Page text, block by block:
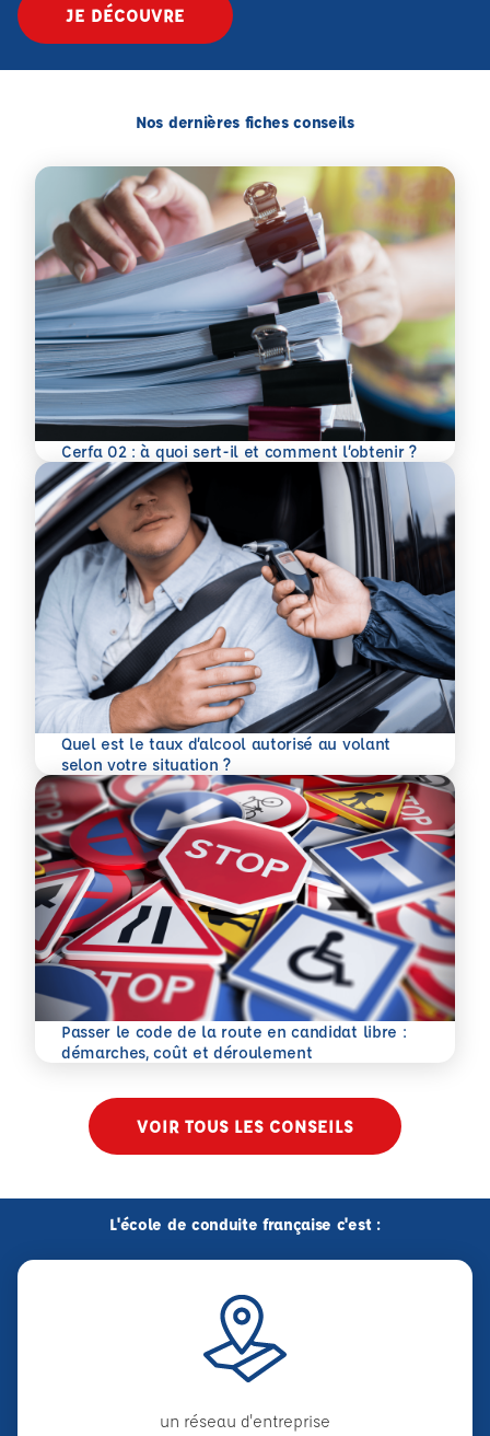
JE DÉCOUVRE
Nos dernières fiches conseils
Cerfa 02 : à quoi sert-il et comment l’obtenir ?
En savoir plus
Quel est le taux d’alcool autorisé au volant
selon votre situation ?
En savoir plus
Passer le code de la route en candidat libre :
démarches, coût et déroulement
En savoir plus
VOIR TOUS LES CONSEILS
L'école de conduite française c'est :
un réseau d'entreprise